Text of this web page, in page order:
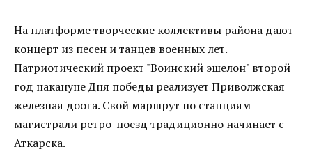
На платформе творческие коллективы района дают
концерт из песен и танцев военных лет.
Патриотический проект "Воинский эшелон" второй
год накануне Дня победы реализует Приволжская
железная доога. Свой маршрут по станциям
магистрали ретро-поезд традиционно начинает с
Аткарска.